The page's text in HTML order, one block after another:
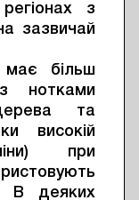
з
зазвичай
більш
нотками
та
високій
при
В деяких